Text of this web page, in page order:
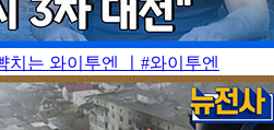
는 와이투엔 ㅣ#와이투엔